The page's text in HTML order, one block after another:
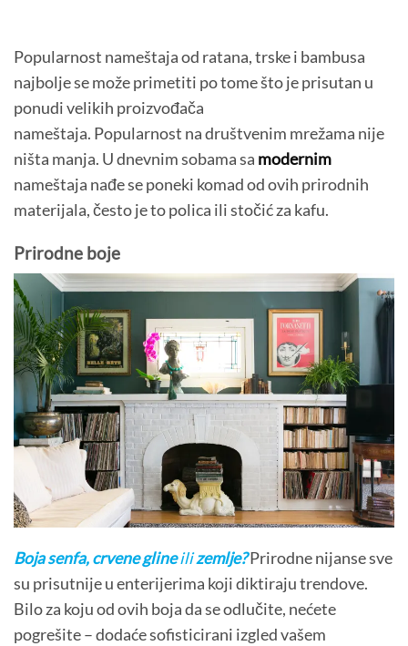
Popularnost nameštaja od ratana, trske i bambusa
najbolje se može primetiti po tome što je prisutan u
ponudi velikih proizvođača
nameštaja. Popularnost na društvenim mrežama nije
ništa manja. U dnevnim sobama sa modernim
nameštaja nađe se poneki komad od ovih prirodnih
materijala, često je to polica ili stočić za kafu.
Prirodne boje
Boja senfa, crvene glineilizemlje?Prirodne nijanse sve
su prisutnije u enterijerima koji diktiraju trendove.
Bilo za koju od ovih boja da se odlučite, nećete
pogrešite – dodaće sofisticirani izgled vašem